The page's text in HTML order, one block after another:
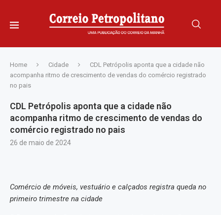
Home Cidade
CDL Petrópolis aponta que a cidade não
acompanha ritmo de crescimento de vendas do comércio registrado
no pais
CDL Petrópolis aponta que a cidade não
acompanha ritmo de crescimento de vendas do
comércio registrado no pais
26 de maio de 2024
Comércio de móveis, vestuário e calçados registra queda no
primeiro trimestre na cidade